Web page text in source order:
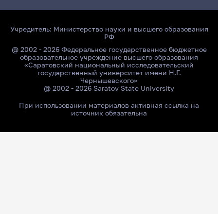
Учредитель: Министерство науки и высшего образования
РФ
@ 2002 - 2026 Федеральное государственное бюджетное
образовательное учреждение высшего образования
«Саратовский национальный исследовательский
государственный университет имени Н.Г.
Чернышевского»
@ 2002 - 2026 Saratov State University
При использовании материалов активная ссылка на
источник обязательна